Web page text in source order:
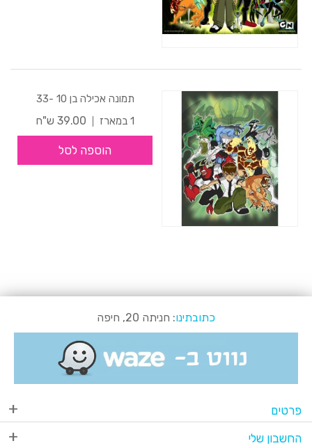
תמונה אכילה בן 10 -33
1 במארז
39.00 ש"ח
הוספה לסל
כתובתינו: חניתה 20, חיפה
פרטים
החשבון שלי